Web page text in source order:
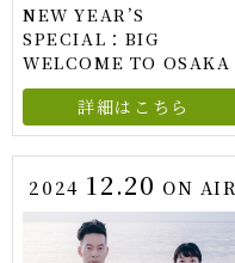
NEW YEAR’S
SPECIAL：BIG
WELCOME TO OSAKA
詳細はこちら
2024 12.20 ON AIR